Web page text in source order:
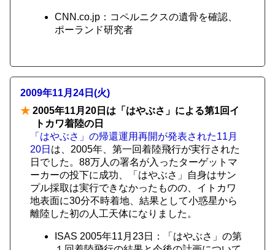
CNN.co.jp：コペルニクスの遺骨を確認、
ポーランド研究者
2009年11月24日(火)
★ 2005年11月20日は「はやぶさ」による第1回イ
トカワ着陸の日
「はやぶさ」の帰還運用再開が発表された11月
20日 は、2005年、第一回着陸飛行が実行された
日でした。88万人の署名が入ったターゲットマ
ーカーの投下に成功、「はやぶさ」自身はサン
プル採取は実行できなかったものの、イトカワ
地表面に30分不時着地、結果として小惑星から
離陸した初の人工天体になりました。
ISAS 2005年11月23日：「はやぶさ」の第